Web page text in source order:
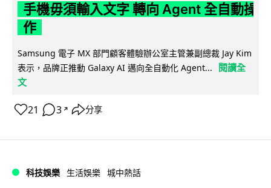
手機毋須輸入文字 轉向 Agent 全自動操
作
Samsung 電子 MX 部門顧客體驗辦公室主管兼副總裁 Jay Kim
表示，品牌正推動 Galaxy AI 邁向全自動化 Agent...
閱讀全
文
21 3 ↗ 分享
科技娛樂 生活娛樂 城中熱話